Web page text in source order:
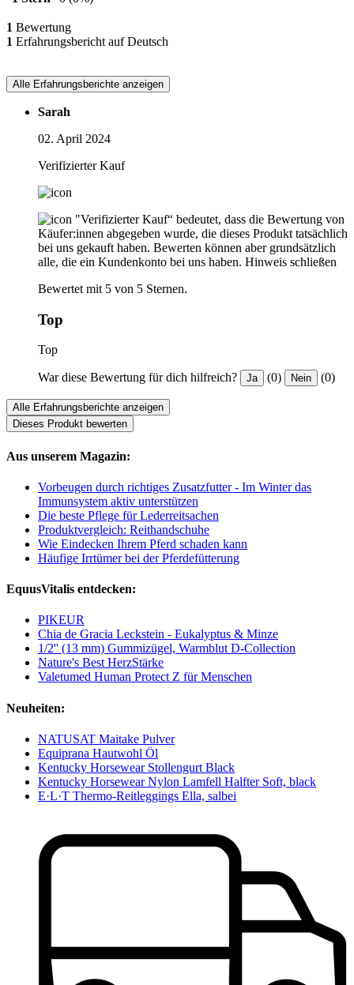
1 Bewertung
1 Erfahrungsbericht auf Deutsch
Alle Erfahrungsberichte anzeigen
Sarah
02. April 2024
Verifizierter Kauf
"Verifizierter Kauf“ bedeutet, dass die Bewertung von
Käufer:innen abgegeben wurde, die dieses Produkt tatsächlich
bei uns gekauft haben. Bewerten können aber grundsätzlich
alle, die ein Kundenkonto bei uns haben. Hinweis schließen
Bewertet mit 5 von 5 Sternen.
Top
Top
War diese Bewertung für dich hilfreich? Ja (0) Nein (0)
Alle Erfahrungsberichte anzeigen
Dieses Produkt bewerten
Aus unserem Magazin:
Vorbeugen durch richtiges Zusatzfutter - Im Winter das
Immunsystem aktiv unterstützen
Die beste Pflege für Lederreitsachen
Produktvergleich: Reithandschuhe
Wie Eindecken Ihrem Pferd schaden kann
Häufige Irrtümer bei der Pferdefütterung
EquusVitalis entdecken:
PIKEUR
Chia de Gracia Leckstein - Eukalyptus & Minze
1/2'' (13 mm) Gummizügel, Warmblut D-Collection
Nature's Best HerzStärke
Valetumed Human Protect Z für Menschen
Neuheiten:
NATUSAT Maitake Pulver
Equiprana Hautwohl Öl
Kentucky Horsewear Stollengurt Black
Kentucky Horsewear Nylon Lamfell Halfter Soft, black
E·L·T Thermo-Reitleggings Ella, salbei